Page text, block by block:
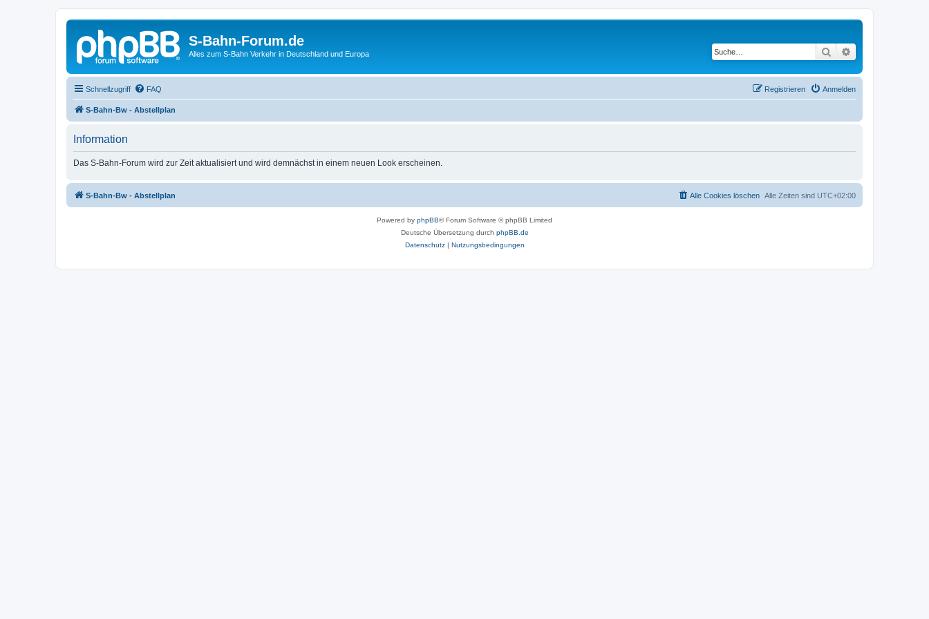
S-Bahn-Forum.de
Alles zum S-Bahn Verkehr in Deutschland und Europa Suche
Schnellzugriff FAQ Anmelden
Registrieren
S-Bahn-Bw - Abstellplan
Information
Das S-Bahn-Forum wird zur Zeit aktualisiert und wird demnächst in einem neuen Look erscheinen.
S-Bahn-Bw - Abstellplan Alle Zeiten sind UTC+02:00
Alle Cookies löschen
Powered by phpBB® Forum Software © phpBB Limited
Deutsche Übersetzung durch phpBB.de
Datenschutz| Nutzungsbedingungen